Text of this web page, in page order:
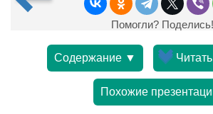
Помогли? Поделись!
Содержание ▼
Похожие